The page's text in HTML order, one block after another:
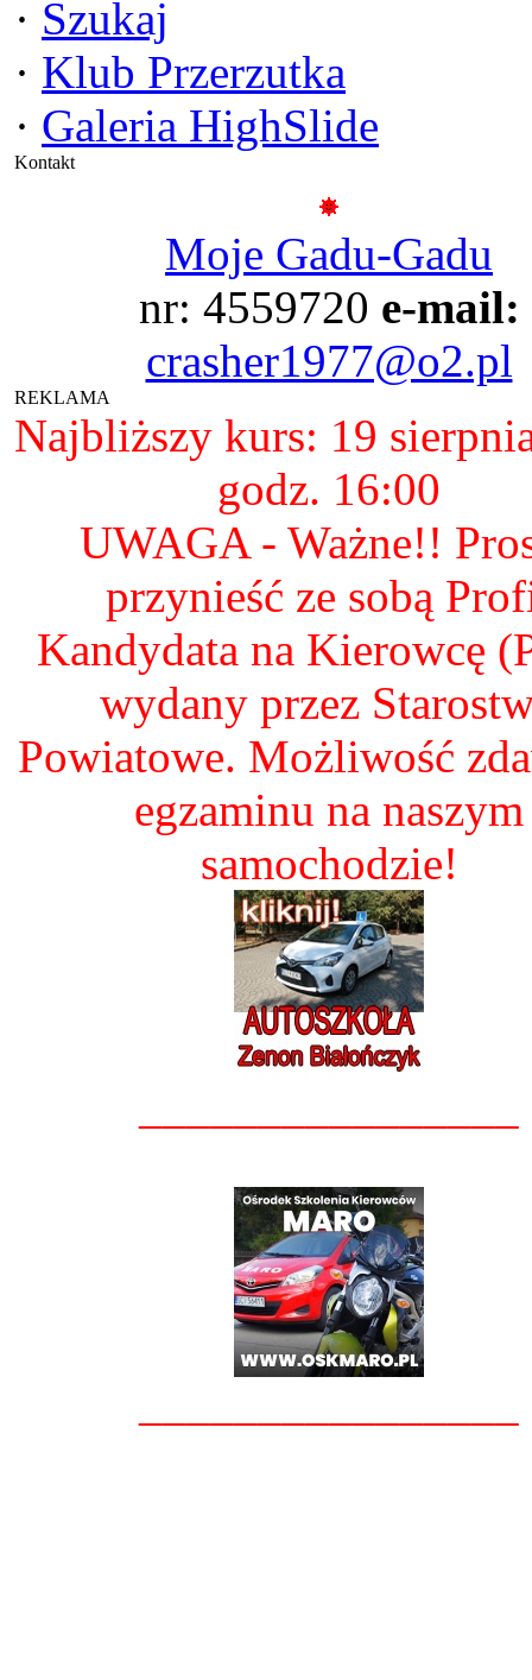
· Szukaj
· Klub Przerzutka
· Galeria HighSlide
Kontakt
Moje Gadu-Gadu
nr: 4559720 e-mail:
crasher1977@o2.pl
REKLAMA
Najbliższy kurs: 19
godz. 16:00
UWAGA - Ważne!!
przynieść ze sobą
Kandydata na Kierowcę
wydany przez
Powiatowe. Możliwość
egzaminu na naszym
samochodzie!